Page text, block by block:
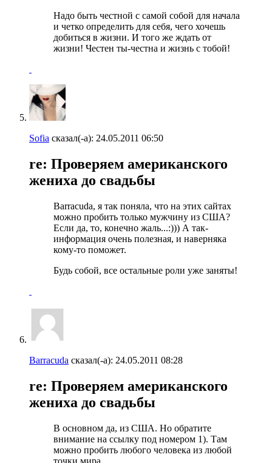
Надо быть честной с самой собой для начала
и четко определить для себя, чего хочешь
добиться в жизни. И того же ждать от
жизни! Честен ты-честна и жизнь с тобой!
Sofia сказал(-а): 24.05.2011 06:50
re: Проверяем американского
жениха до свадьбы
Barracuda, я так поняла, что на этих сайтах
можно пробить только мужчину из США?
Если да, то, конечно жаль...:))) А так-
информация очень полезная, и наверняка
кому-то поможет.
Будь собой, все остальные роли уже заняты!
Barracuda сказал(-а): 24.05.2011 08:28
re: Проверяем американского
жениха до свадьбы
В основном да, из США. Но обратите
внимание на ссылку под номером 1). Там
можно пробить любого человека из любой
точки мира.